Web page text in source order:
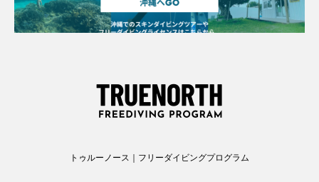
トゥルーノース｜フリーダイビングプログラム